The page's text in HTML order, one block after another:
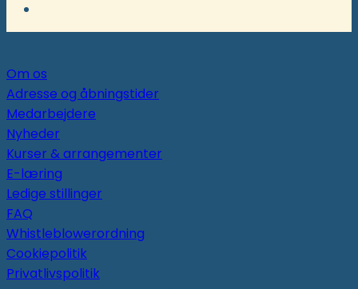
Om os
Adresse og åbningstider
Medarbejdere
Nyheder
Kurser & arrangementer
E-læring
Ledige stillinger
FAQ
Whistleblowerordning
Cookiepolitik
Privatlivspolitik